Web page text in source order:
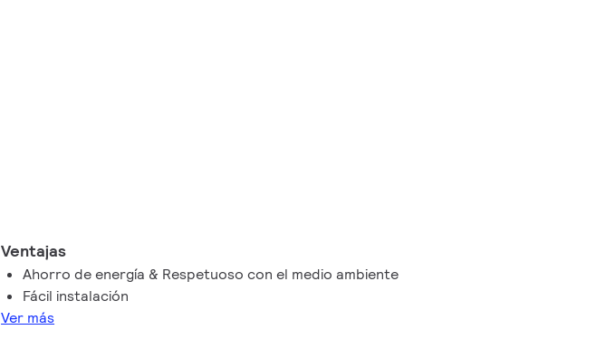
Ventajas
Ahorro de energía & Respetuoso con el medio ambiente
Fácil instalación
Ver más